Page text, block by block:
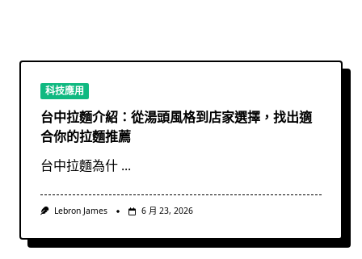
科技應用
台中拉麵介紹：從湯頭風格到店家選擇，找出適
合你的拉麵推薦
台中拉麵為什 ...
Lebron James 6 月 23, 2026